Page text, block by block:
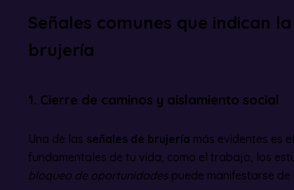
Señales comunes que indican
brujería
1. Cierre de caminos y aislamiento social
Una de las señales de brujería más evidentes es
fundamentales de tu vida, como el trabajo, los
bloqueo de oportunidades puede manifestarse